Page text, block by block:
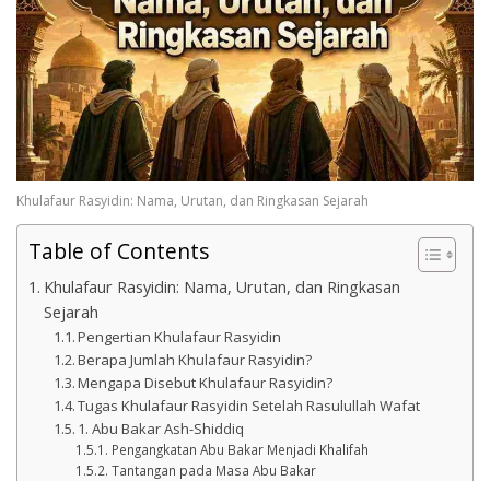
Khulafaur Rasyidin: Nama, Urutan, dan Ringkasan Sejarah
Table of Contents
Khulafaur Rasyidin: Nama, Urutan, dan Ringkasan
Sejarah
Pengertian Khulafaur Rasyidin
Berapa Jumlah Khulafaur Rasyidin?
Mengapa Disebut Khulafaur Rasyidin?
Tugas Khulafaur Rasyidin Setelah Rasulullah Wafat
1. Abu Bakar Ash-Shiddiq
Pengangkatan Abu Bakar Menjadi Khalifah
Tantangan pada Masa Abu Bakar